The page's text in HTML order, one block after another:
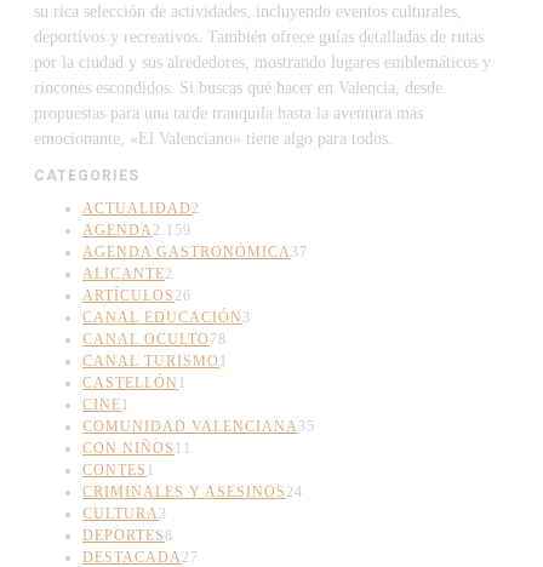
su rica selección de actividades, incluyendo eventos culturales,
deportivos y recreativos. También ofrece guías detalladas de rutas
por la ciudad y sus alrededores, mostrando lugares emblemáticos y
rincones escondidos. Si buscas qué hacer en Valencia, desde
propuestas para una tarde tranquila hasta la aventura más
emocionante, «El Valenciano» tiene algo para todos.
CATEGORIES
ACTUALIDAD 2
AGENDA2.159
AGENDA GASTRONÓMICA37
ALICANTE2
ARTÍCULOS 26
CANAL EDUCACIÓN 3
CANAL OCULTO 78
CANAL TURISMO 1
CASTELLÓN 1
CINE1
COMUNIDAD VALENCIANA35
CON NIÑOS 11
CONTES 1
CRIMINALES Y ASESINOS 24
CULTURA3
DEPORTES8
DESTACADA27